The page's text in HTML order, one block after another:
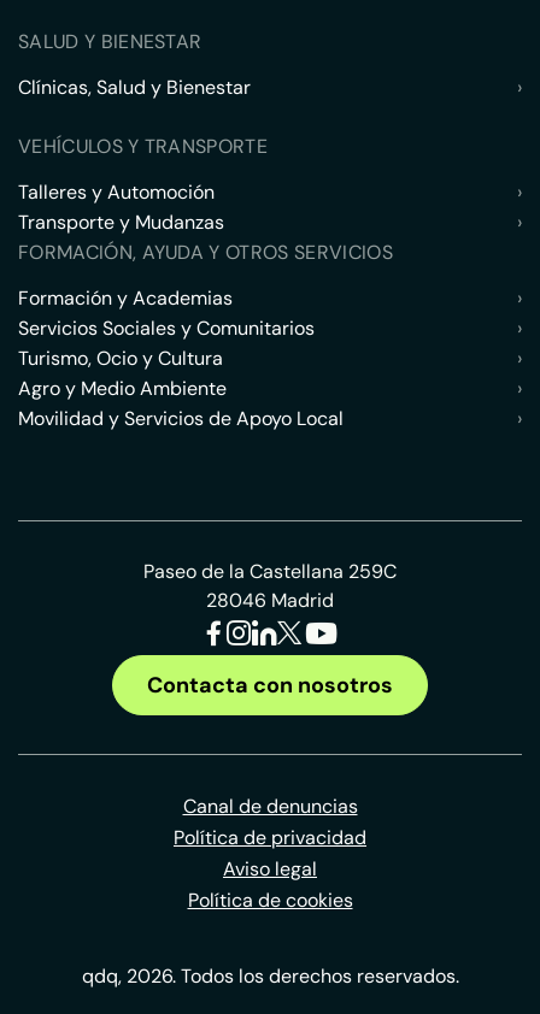
SALUD Y BIENESTAR
Clínicas, Salud y Bienestar
›
VEHÍCULOS Y TRANSPORTE
Talleres y Automoción
›
Transporte y Mudanzas
›
FORMACIÓN, AYUDA Y OTROS SERVICIOS
Formación y Academias
›
Servicios Sociales y Comunitarios
›
Turismo, Ocio y Cultura
›
Agro y Medio Ambiente
›
Movilidad y Servicios de Apoyo Local
›
Paseo de la Castellana 259C
28046 Madrid
Contacta con nosotros
Canal de denuncias
Política de privacidad
Aviso legal
Política de cookies
qdq, 2026. Todos los derechos reservados.